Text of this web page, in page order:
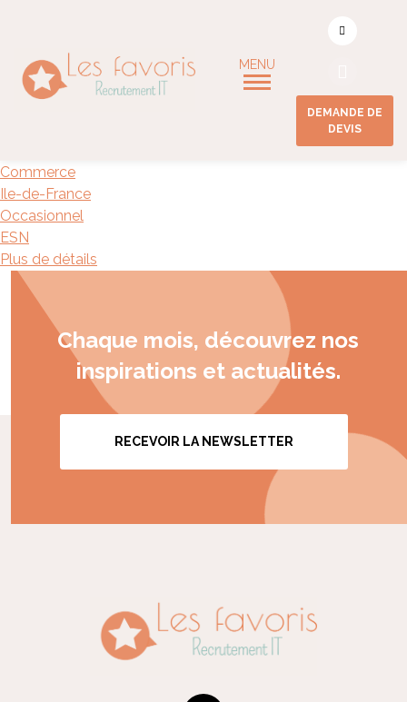
DEMANDE DE
DEVIS
France
Chargé d’ADV et de
Commerce
Ile-de-France
Occasionnel
ESN
Plus de détails
Chaque mois, découvrez nos
inspirations et actualités.
RECEVOIR LA NEWSLETTER